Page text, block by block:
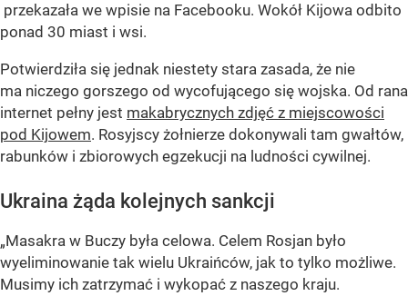
przekazała we wpisie na Facebooku. Wokół Kijowa odbito
ponad 30 miast i wsi.
Potwierdziła się jednak niestety stara zasada, że nie
ma niczego gorszego od wycofującego się wojska. Od rana
internet pełny jest makabrycznych zdjęć z miejscowości
pod Kijowem. Rosyjscy żołnierze dokonywali tam gwałtów,
rabunków i zbiorowych egzekucji na ludności cywilnej.
Ukraina żąda kolejnych sankcji
„Masakra w Buczy była celowa. Celem Rosjan było
wyeliminowanie tak wielu Ukraińców, jak to tylko możliwe.
Musimy ich zatrzymać i wykopać z naszego kraju.